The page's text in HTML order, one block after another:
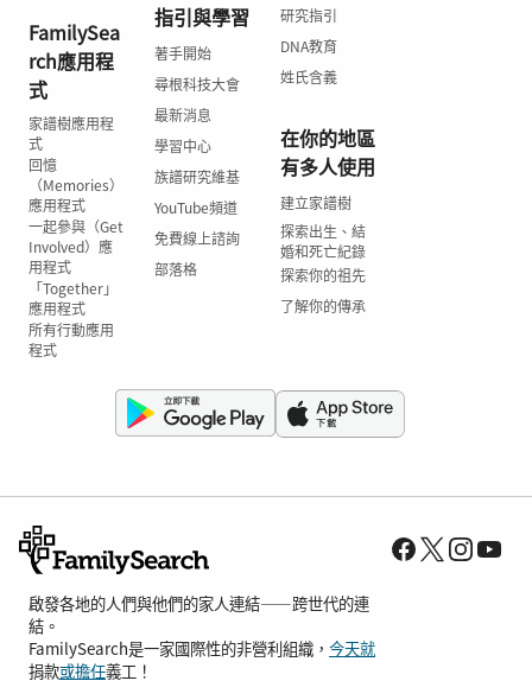
FamilySea
rch應用程
式
家譜樹應用程
式
回憶
（Memories）
應用程式
一起參與（Get
Involved）應
用程式
「Together」
應用程式
所有行動應用
程式
指引與學習
著手開始
尋根科技大會
最新消息
學習中心
族譜研究維基
YouTube頻道
免費線上諮詢
部落格
研究指引
DNA教育
姓氏含義
在你的地區
有多人使用
建立家譜樹
探索出生、結
婚和死亡紀錄
探索你的祖先
了解你的傳承
啟發各地的人們與他們的家人連結——跨世代的連
結。
FamilySearch是一家國際性的非營利組織， 今天就
捐款或擔任義工！